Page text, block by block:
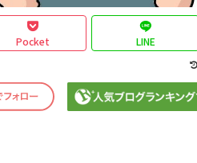
Pocket LINE